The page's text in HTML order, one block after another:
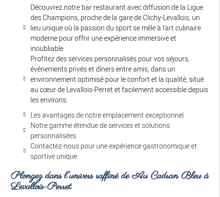
Découvrez notre bar restaurant avec diffusion de la Ligue
des Champions, proche de la gare de Clichy-Levallois, un
lieu unique où la passion du sport se mêle à l'art culinaire
moderne pour offrir une expérience immersive et
inoubliable.
Profitez des services personnalisés pour vos séjours,
événements privés et dîners entre amis, dans un
environnement optimisé pour le confort et la qualité, situé
au cœur de Levallois-Perret et facilement accessible depuis
les environs.
Les avantages de notre emplacement exceptionnel
Notre gamme étendue de services et solutions
personnalisées
Contactez-nous pour une expérience gastronomique et
sportive unique
Plongez dans l'univers raffiné de Au Cadran Bleu à
Levallois-Perret